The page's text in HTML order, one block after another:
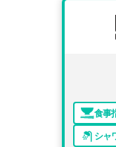
食事
シャ